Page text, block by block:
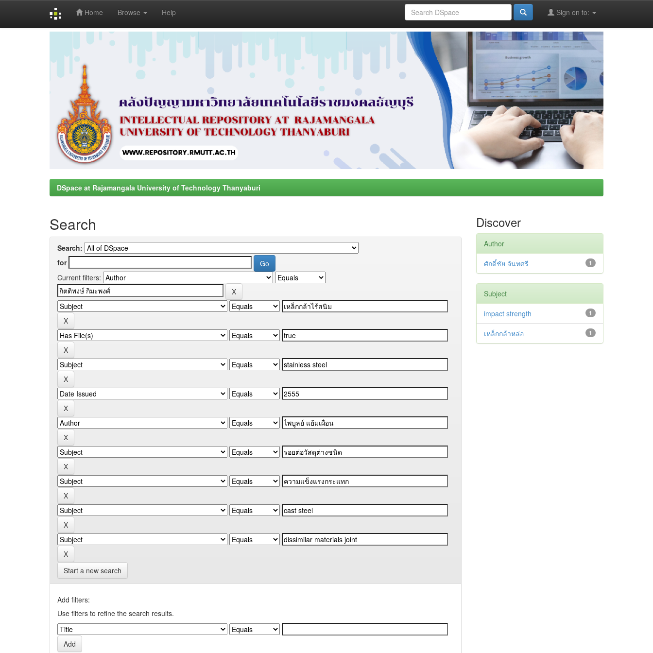
Home Browse Help Sign on to:
DSpace at Rajamangala University of Technology Thanyaburi
Search
Search:
for
Current filters:
Start a new search
Add filters:
Use filters to refine the search results.
Discover
Author
1
ศักดิ์ชัย จันทศรี
Subject
1
impact strength
1
เหล็กกล้าหล่อ